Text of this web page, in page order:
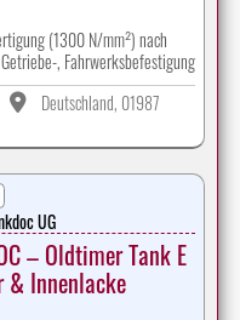
(1300 N/mm²) nach
, Fahrwerksbefestigung
Deutschland, 01987
UG
– Oldtimer Tank E
& Innenlacke